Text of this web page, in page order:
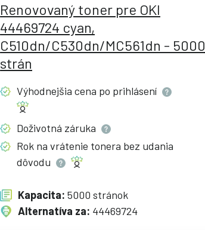
Renovovaný toner pre OKI
44469724 cyan,
C510dn/C530dn/MC561dn - 5000
strán
Výhodnejšia cena po prihlásení
Doživotná záruka
Rok na vrátenie tonera bez udania
dôvodu
Kapacita: 5000 stránok
Alternatíva za: 44469724